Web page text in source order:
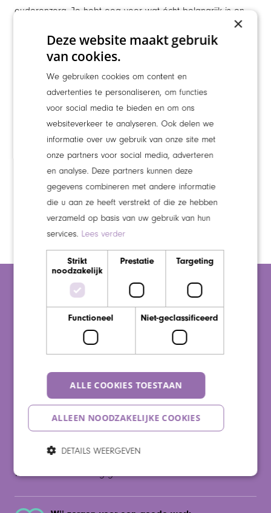
ouderenzorg. Je hebt oog voor wat écht belangrijk is en
liefdevolle zorg en aandacht!
Je hebt een diploma MBO-Verpleegkunde en bent in
het bezit van een BIG-registratie.
Je hebt een proactieve houding en denkt mee over
verbeteringen in de zorg.
Je bent betrokken, oplossingsgericht en hebt een
warm hart voor de zorg.
om écht iets te betekenen voor onze cliënten.
Zijn wij een goede match?
Bij Maaswaarden vinden we het belangrijk dat er een klik
is. Voor jou én voor ons. We willen dat jij je thuis voelt. En
met heel je hart het verschil kan maken. Daarom lees je
hier hoe wij werken.
Wij werken in diensten
Dit betekent dat je soms avonden, maar soms ook in het
weekend aan de slag gaat.
×
Deze website maakt gebruik
van cookies.
We gebruiken cookies om content en
advertenties te personaliseren, om functies
voor social media te bieden en om ons
websiteverkeer te analyseren. Ook delen we
informatie over uw gebruik van onze site met
onze partners voor social media, adverteren
en analyse. Deze partners kunnen deze
gegevens combineren met andere informatie
die u aan ze heeft verstrekt of die ze hebben
verzameld op basis van uw gebruik van hun
services. Lees verder
Strikt
noodzakelijk
Prestatie Targeting
Functioneel Niet-geclassificeerd
ALLE COOKIES TOESTAAN
ALLEEN NOODZAKELIJKE COOKIES
DETAILS WEERGEVEN